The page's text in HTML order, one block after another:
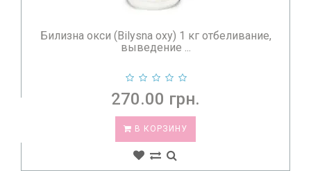
Билизна окси (Bilysna oxy) 1 кг отбеливание,
выведение ...
270.00 грн.
В КОРЗИНУ